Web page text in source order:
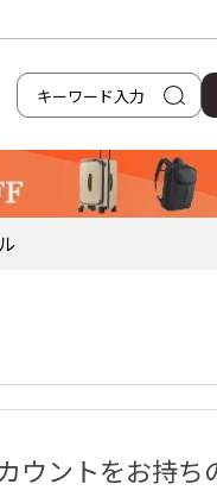
ウントをお持ち